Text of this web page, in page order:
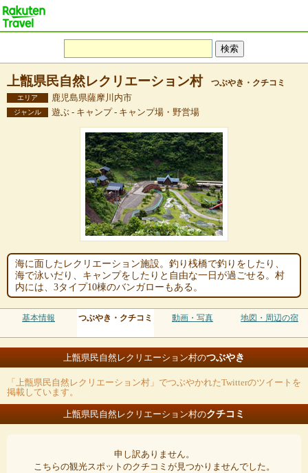
上甑県民自然レクリエーション村 つぶやき・クチコミ
エリア 鹿児島県薩摩川内市
ジャンル 遊ぶ - キャンプ - キャンプ場・野営場
海に面したレクリエーション施設。釣り桟橋で釣りをしたり、
海で泳いだり、キャンプをしたりと自由な一日が過ごせる。村
内には、3タイプ10棟のバンガローもある。
基本情報 つぶやき・クチコミ 動画・写真 地図・周辺の宿
上甑県民自然レクリエーション村のつぶやき
「上甑県民自然レクリエーション村」でつぶやかれたTwitterのツイートを
掲載しています。
上甑県民自然レクリエーション村のクチコミ
申し訳ありません。
こちらの観光スポットのクチコミが見つかりませんでした。